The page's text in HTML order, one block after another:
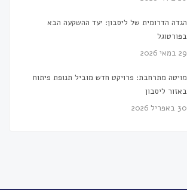
הגדה הדרומית של ליסבון: יעד ההשקעה הבא
בפורטוגל
29 במאי 2026
מויטה מתרחבת: פרויקט חדש מוביל תנופת פיתוח
באזור ליסבון
30 באפריל 2026